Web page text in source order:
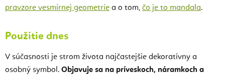
pravzore vesmírnej geometrie a o tom, čo je to mandala.
Použitie dnes
V súčasnosti je strom života najčastejšie dekoratívny a
osobný symbol. Objavuje sa na príveskoch, náramkoch a